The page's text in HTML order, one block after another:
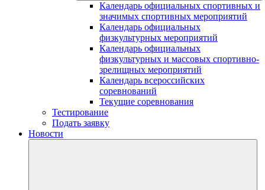
Календарь официальных спортивных и
значимых спортивных мероприятий
Календарь официальных
физкультурных мероприятий
Календарь официальных
физкультурных и массовых спортивно-
зрелищных мероприятий
Календарь всероссийских
соревнований
Текущие соревнования
Тестирование
Подать заявку
Новости